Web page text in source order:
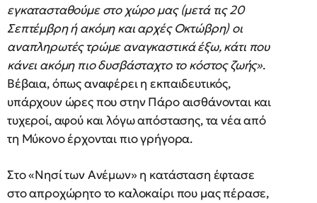
εγκατασταθούμε στο χώρο μας (μετά τις 20
Σεπτέμβρη ή ακόμη και αρχές Οκτώβρη) οι
αναπληρωτές τρώμε αναγκαστικά έξω, κάτι που
κάνει ακόμη πιο δυσβάσταχτο το κόστος ζωής».
Βέβαια, όπως αναφέρει η εκπαιδευτικός,
υπάρχουν ώρες που στην Πάρο αισθάνονται και
τυχεροί, αφού και λόγω απόστασης, τα νέα από
τη Μύκονο έρχονται πιο γρήγορα.
Στο «Νησί των Ανέμων» η κατάσταση έφτασε
στο απροχώρητο το καλοκαίρι που μας πέρασε,